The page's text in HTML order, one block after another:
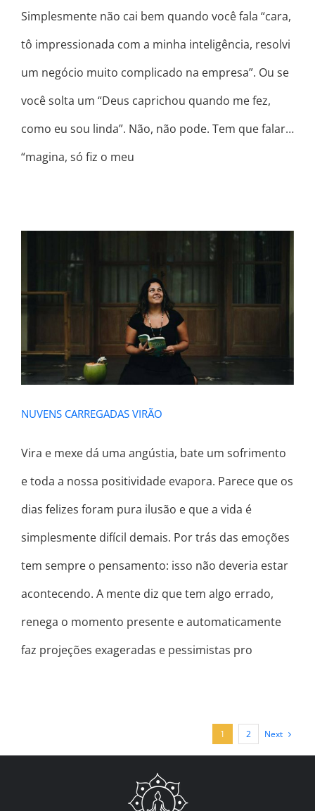
Simplesmente não cai bem quando você fala “cara,
tô impressionada com a minha inteligência, resolvi
um negócio muito complicado na empresa”. Ou se
você solta um “Deus caprichou quando me fez,
como eu sou linda”. Não, não pode. Tem que falar…
“magina, só fiz o meu
NUVENS CARREGADAS VIRÃO
NUVENS CARREGADAS VIRÃO
Vira e mexe dá uma angústia, bate um sofrimento
e toda a nossa positividade evapora. Parece que os
dias felizes foram pura ilusão e que a vida é
simplesmente difícil demais. Por trás das emoções
tem sempre o pensamento: isso não deveria estar
acontecendo. A mente diz que tem algo errado,
renega o momento presente e automaticamente
faz projeções exageradas e pessimistas pro
1 2 Next